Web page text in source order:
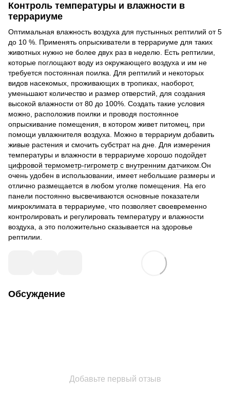
Контроль температуры и влажности в
террариуме
Оптимальная влажность воздуха для пустынных рептилий от 5
до 10 %. Применять опрыскиватели в террариуме для таких
животных нужно не более двух раз в неделю. Есть рептилии,
которые поглощают воду из окружающего воздуха и им не
требуется постоянная поилка. Для рептилий и некоторых
видов насекомых, проживающих в тропиках, наоборот,
уменьшают количество и размер отверстий, для создания
высокой влажности от 80 до 100%. Создать такие условия
можно, расположив поилки и проводя постоянное
опрыскивание помещения, в котором живет питомец, при
помощи увлажнителя воздуха. Можно в террариум добавить
живые растения и смочить субстрат на дне. Для измерения
температуры и влажности в террариуме хорошо подойдет
цифровой термометр-гигрометр с внутренним датчиком .Он
очень удобен в использовании, имеет небольшие размеры и
отлично размещается в любом уголке помещения. На его
панели постоянно высвечиваются основные показатели
микроклимата в террариуме, что позволяет своевременно
контролировать и регулировать температуру и влажности
воздуха, а это положительно сказывается на здоровье
рептилии.
Обсуждение
Добавьте первый отзыв